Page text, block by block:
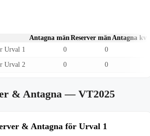
Antagna mänReserver mänAntagna
Urval 1
0 0
Urval 2 0 0
& Antagna— VT2025
& Antagna för Urval 1